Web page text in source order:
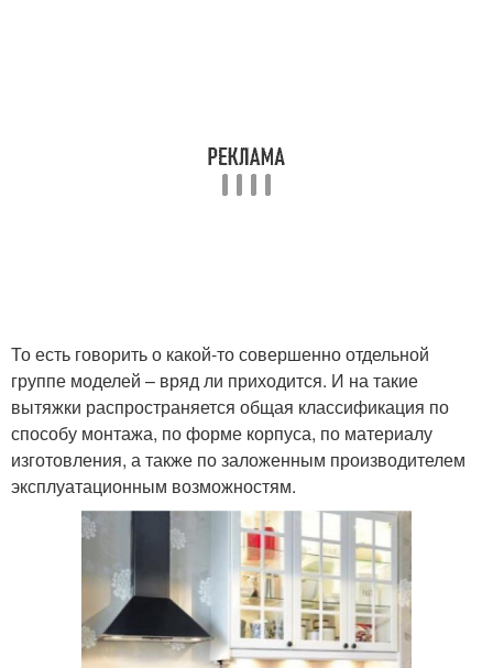
То есть говорить о какой-то совершенно отдельной
группе моделей – вряд ли приходится. И на такие
вытяжки распространяется общая классификация по
способу монтажа, по форме корпуса, по материалу
изготовления, а также по заложенным производителем
эксплуатационным возможностям.